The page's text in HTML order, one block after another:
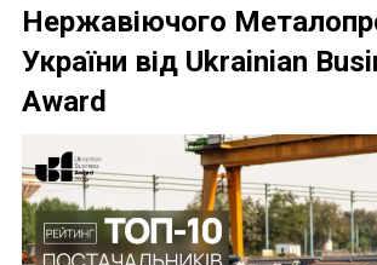
Нержавіючого
України від Ukrainian
Award